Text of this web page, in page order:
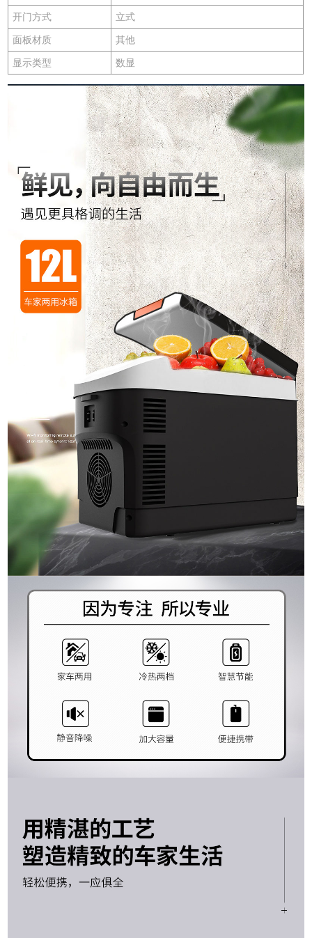
开门方式 立式
面板材质 其他
显示类型 数显